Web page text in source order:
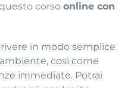
corso online con
in modo semplice
così come
immediate. Potrai